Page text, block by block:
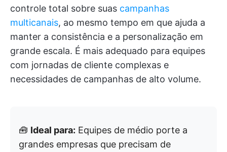
controle total sobre suas campanhas
multicanais, ao mesmo tempo em que ajuda a
manter a consistência e a personalização em
grande escala. É mais adequado para equipes
com jornadas de cliente complexas e
necessidades de campanhas de alto volume.
🧰 Ideal para: Equipes de médio porte a
grandes empresas que precisam de